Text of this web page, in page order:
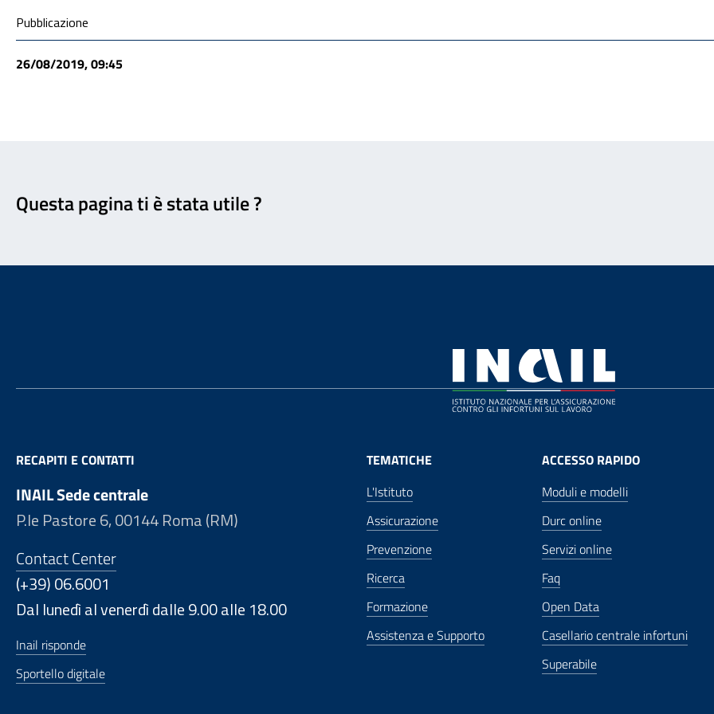
Condivisione social
Pubblicazione
26/08/2019, 09:45
Questa pagina ti è stata utile ?
RECAPITI E CONTATTI
INAIL Sede centrale
P.le Pastore 6, 00144 Roma (RM)
Contact Center
(+39) 06.6001
Dal lunedì al venerdì dalle 9.00 alle 18.00
Inail risponde
Sportello digitale
TEMATICHE
L'Istituto
Assicurazione
Prevenzione
Ricerca
Formazione
Assistenza e Supporto
ACCESSO RAPIDO
Moduli e modelli
Durc online
Servizi online
Faq
Open Data
Casellario centrale infortuni
Superabile